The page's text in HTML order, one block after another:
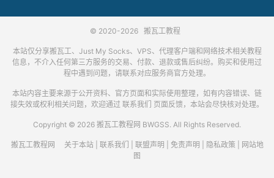
© 2020-2026 搬瓦工教程
本站仅分享搬瓦工、Just My Socks、VPS、代理客户端和网络技术相关教程
信息，不介入任何第三方服务的交易、付款、退款或售后纠纷。购买和使用过
程中遇到问题，请联系对应服务商官方处理。
本站内容主要来源于公开资料、官方页面和实际使用整理，如有内容错误、链
接失效或权利相关问题，欢迎通过 联系我们 页面反馈，本站会尽快核对处理。
Copyright © 2026 搬瓦工教程网 BWGSS. All Rights Reserved.
搬瓦工教程网 关于本站| 联系我们 联盟声明 免责声明 隐私政策
网站地
图